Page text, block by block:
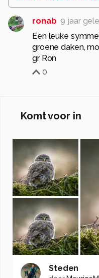
ronab 9 jaar
Een leuke
groene daken,
gr Ron
0
Komt voor in
Steden